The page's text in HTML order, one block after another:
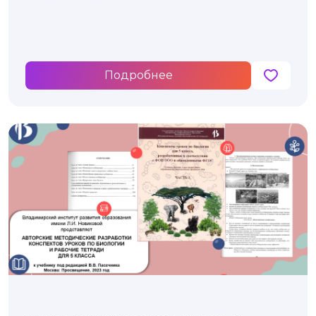
Подробнее